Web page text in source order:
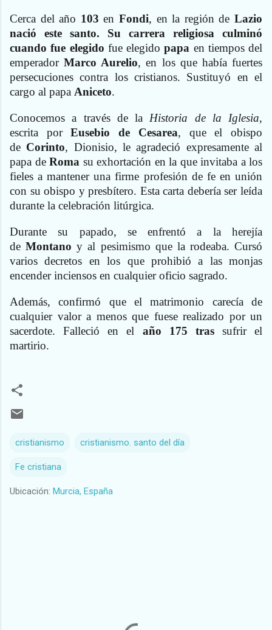
Cerca del año 103 enFondi, en la región deLazio
nació este santo. Su carrera religiosa culminó
cuando fue elegido fue elegidopapa en tiempos del
emperadorMarco Aurelio, en los que había fuertes
persecuciones contra los cristianos. Sustituyó en el
cargo al papa Aniceto.
Conocemos a través de laHistoria de la Iglesia,
escrita porEusebio de Cesarea, que el obispo
de Corinto, Dionisio, le agradeció expresamente al
papa de Roma su exhortación en la que invitaba a los
fieles a mantener una firme profesión de fe en unión
con su obispo y presbítero. Esta carta debería ser leída
durante la celebración litúrgica.
Durante su papado, se enfrentó a la herejía
deMontano y al pesimismo que la rodeaba. Cursó
varios decretos en los que prohibió a las monjas
encender inciensos en cualquier oficio sagrado.
Además, confirmó que el matrimonio carecía de
cualquier valor a menos que fuese realizado por un
sacerdote. Falleció en el año 175 trassufrir el
martirio.
cristianismo cristianismo. santo del día
Fe cristiana
Ubicación: Murcia, España